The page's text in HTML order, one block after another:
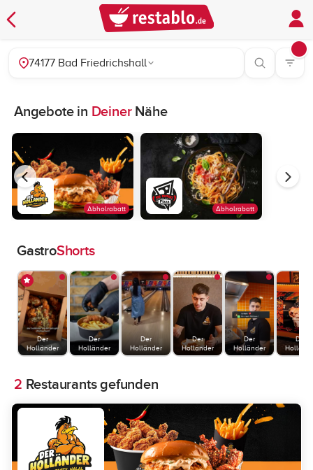
74177 Bad Friedrichshall
Angebote in DeinerNähe
Abholrabatt Abholrabatt
GastroShorts
Der
Holländer
Der
Holländer
Der
Holländer
Der
Holländer
Der
Holländer
Der
2 Restaurants gefunden